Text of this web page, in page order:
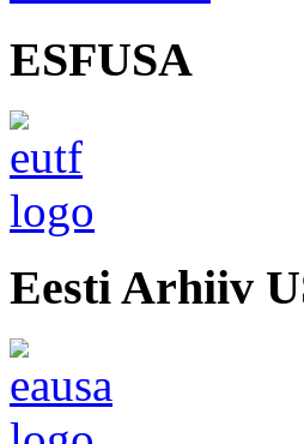
ESFUSA
Eesti Arhiiv